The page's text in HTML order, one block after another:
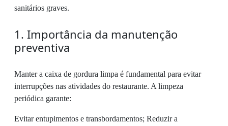
sanitários graves.
1. Importância da manutenção
preventiva
Manter a caixa de gordura limpa é fundamental para evitar
interrupções nas atividades do restaurante. A limpeza
periódica garante:
Evitar entupimentos e transbordamentos; Reduzir a